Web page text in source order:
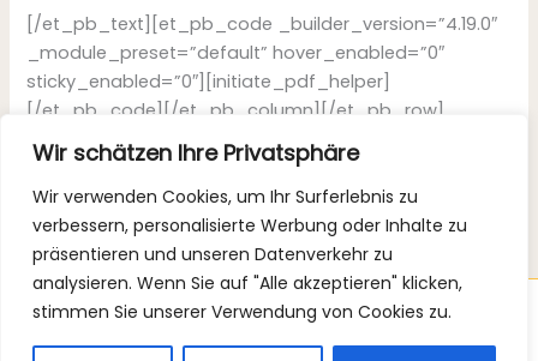
Wir schätzen Ihre Privatsphäre
Wir verwenden Cookies, um Ihr Surferlebnis zu
verbessern, personalisierte Werbung oder Inhalte zu
präsentieren und unseren Datenverkehr zu
analysieren. Wenn Sie auf "Alle akzeptieren" klicken,
stimmen Sie unserer Verwendung von Cookies zu.
[/et_pb_text][et_pb_code _builder_version=”4.19.0″
_module_preset=”default” hover_enabled=”0″
sticky_enabled=”0″][initiate_pdf_helper]
[/et_pb_code][/et_pb_column][/et_pb_row]
[/et_pb_section]
Copyright © 2026 Luisa Beerling Ernährungsberatung |
Impressum|Datenschutz